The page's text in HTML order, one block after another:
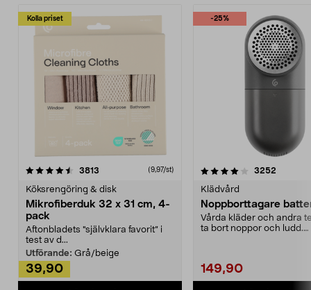
Kolla priset
3813 (9,97/st)
Köksrengöring & disk
Mikrofiberduk 32 x 31 cm, 4-
pack
Aftonbladets "självklara favorit” i
test av d...
Utförande: Grå/beige
39,90
-25%
4.0av 5 stjärnor 3252
Klädvård
Noppborttagare
Vårda kläder och andra
ta bort noppor och ludd.
149,90
4.5av 5 stjärnor